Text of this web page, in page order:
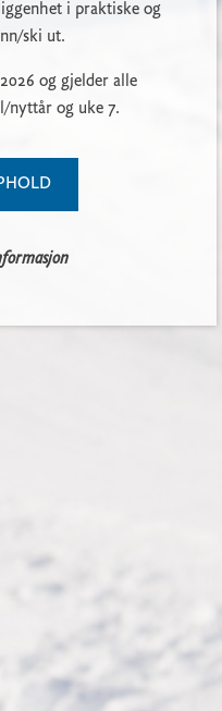
i praktiske og
ski ut.
og gjelder alle
nyttår og uke 7.